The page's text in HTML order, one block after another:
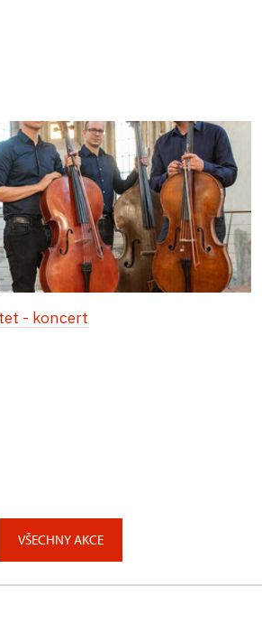
- koncert
VŠECHNY AKCE